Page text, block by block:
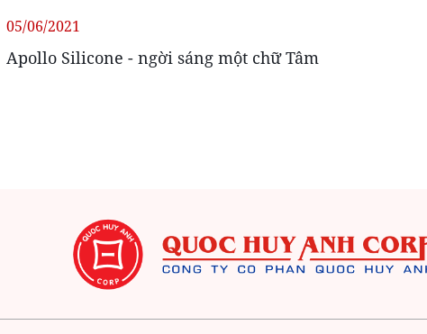
05/06/2021
Apollo Silicone - ngời sáng một chữ Tâm